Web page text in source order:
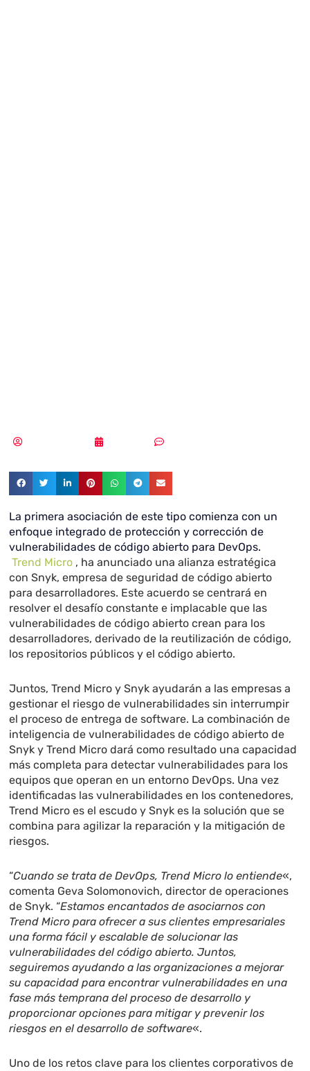
La primera asociación de este tipo comienza con un
enfoque integrado de protección y corrección de
vulnerabilidades de código abierto para DevOps.
Trend Micro , ha anunciado una alianza estratégica
con Snyk, empresa de seguridad de código abierto
para desarrolladores. Este acuerdo se centrará en
resolver el desafío constante e implacable que las
vulnerabilidades de código abierto crean para los
desarrolladores, derivado de la reutilización de código,
los repositorios públicos y el código abierto.
Juntos, Trend Micro y Snyk ayudarán a las empresas a
gestionar el riesgo de vulnerabilidades sin interrumpir
el proceso de entrega de software. La combinación de
inteligencia de vulnerabilidades de código abierto de
Snyk y Trend Micro dará como resultado una capacidad
más completa para detectar vulnerabilidades para los
equipos que operan en un entorno DevOps. Una vez
identificadas las vulnerabilidades en los contenedores,
Trend Micro es el escudo y Snyk es la solución que se
combina para agilizar la reparación y la mitigación de
riesgos.
“Cuando se trata de DevOps, Trend Micro lo entiende«,
comenta Geva Solomonovich, director de operaciones
de Snyk. “Estamos encantados de asociarnos con
Trend Micro para ofrecer a sus clientes empresariales
una forma fácil y escalable de solucionar las
vulnerabilidades del código abierto. Juntos,
seguiremos ayudando a las organizaciones a mejorar
su capacidad para encontrar vulnerabilidades en una
fase más temprana del proceso de desarrollo y
proporcionar opciones para mitigar y prevenir los
riesgos en el desarrollo de software«.
Uno de los retos clave para los clientes corporativos de